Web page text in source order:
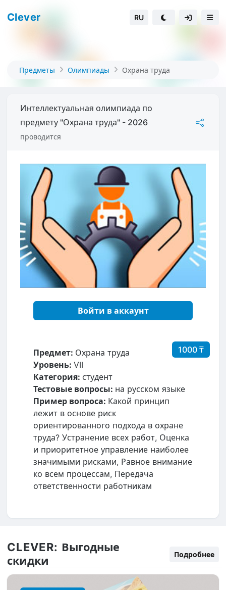
Clever RU
Предметы Олимпиады Охрана труда
Интеллектуальная олимпиада по
предмету "Охрана труда" - 2026
проводится
Войти в аккаунт
1000 ₸
Предмет: Охрана труда
Уровень: VII
Категория: студент
Тестовые вопросы: на русском языке
Пример вопроса: Какой принцип
лежит в основе риск
ориентированного подхода в охране
труда? Устранение всех работ, Оценка
и приоритетное управление наиболее
значимыми рисками, Равное внимание
ко всем процессам, Передача
ответственности работникам
CLEVER: Выгодные
скидки
Подробнее